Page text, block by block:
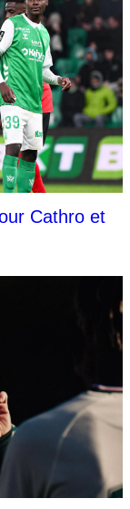
Cathro et